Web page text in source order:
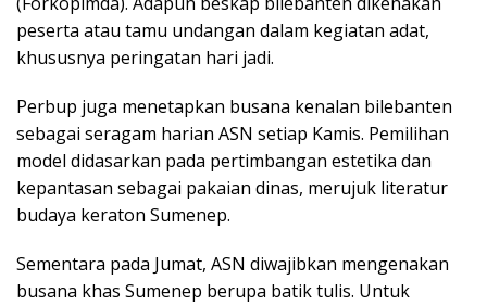
peserta atau tamu undangan dalam kegiatan adat,
khususnya peringatan hari jadi.
Perbup juga menetapkan busana kenalan bilebanten
sebagai seragam harian ASN setiap Kamis. Pemilihan
model didasarkan pada pertimbangan estetika dan
kepantasan sebagai pakaian dinas, merujuk literatur
budaya keraton Sumenep.
Sementara pada Jumat, ASN diwajibkan mengenakan
busana khas Sumenep berupa batik tulis. Untuk